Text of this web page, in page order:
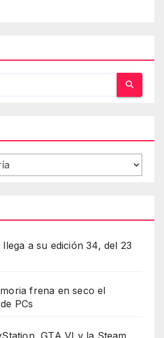
a su edición 34, del 23
frena en seco el
PCs
GTA VI y la Steam